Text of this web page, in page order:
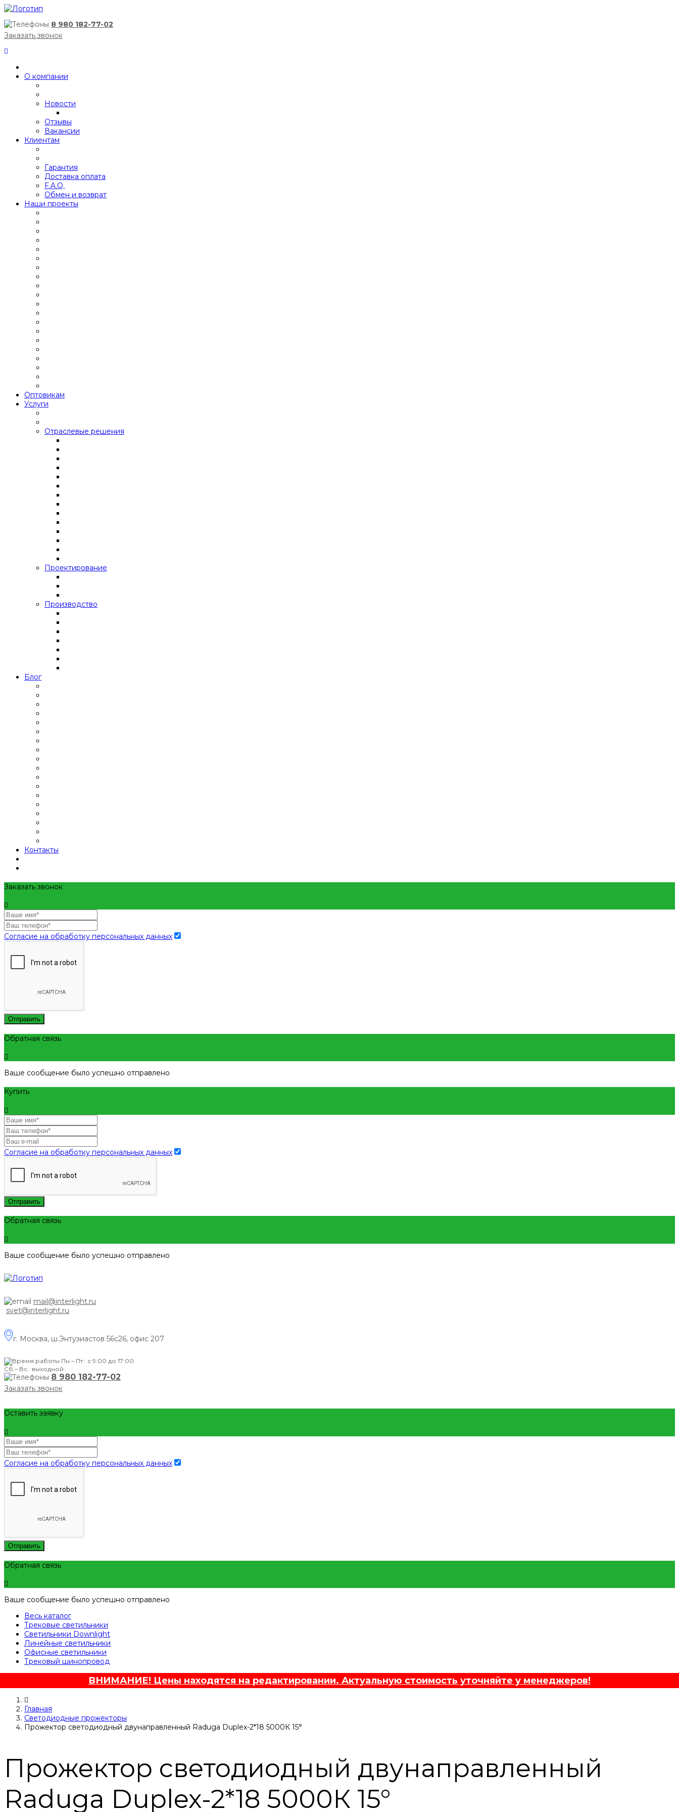
8 980 182-77-02
Заказать звонок
О компании
Новости
Отзывы
Вакансии
Клиентам
Гарантия
Доставка оплата
F.A.Q.
Обмен и возврат
Наши проекты
Оптовикам
Услуги
Отраслевые решения
Проектирование
Производство
Блог
Контакты
Заказать звонок
Согласие на обработку персональных данных
Отправить
Обратная связь
Ваше сообщение было успешно отправлено
Купить
Согласие на обработку персональных данных
Отправить
Обратная связь
Ваше сообщение было успешно отправлено
mail@interlight.ru
svet@interlight.ru
г. Москва, ш.Энтузиастов 56с26, офис 207
Пн.– Пт.: с 9:00 до 17:00
Сб.– Вс.: выходной
8 980 182-77-02
Заказать звонок
Оставить заявку
Согласие на обработку персональных данных
Отправить
Обратная связь
Ваше сообщение было успешно отправлено
Весь каталог
Трековые светильники
Светильники Downlight
Линейные светильники
Офисные светильники
Трековый шинопровод
ВНИМАНИЕ! Цены находятся на редактировании. Актуальную стоимость уточняйте у менеджеров!
Главная
Светодиодные прожекторы
Прожектор светодиодный двунаправленный Raduga Duplex-2*18 5000К 15°
Прожектор светодиодный двунаправленный
Raduga Duplex-2*18 5000К 15°